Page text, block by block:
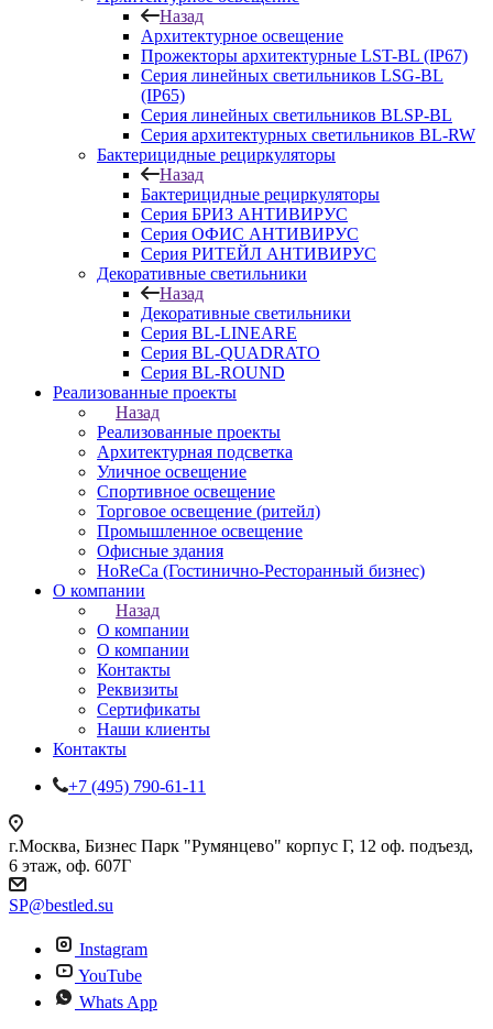
Назад
Архитектурное освещение
Прожекторы архитектурные LST-BL (IP67)
Серия линейных светильников LSG-BL
(IP65)
Серия линейных светильников BLSP-BL
Серия архитектурных светильников BL-RW
Бактерицидные рециркуляторы
Назад
Бактерицидные рециркуляторы
Серия БРИЗ АНТИВИРУС
Серия ОФИС АНТИВИРУС
Серия РИТЕЙЛ АНТИВИРУС
Декоративные светильники
Назад
Декоративные светильники
Серия BL-LINEARE
Серия BL-QUADRATO
Серия BL-ROUND
Реализованные проекты
Назад
Реализованные проекты
Архитектурная подсветка
Уличное освещение
Спортивное освещение
Торговое освещение (ритейл)
Промышленное освещение
Офисные здания
HoReCa (Гостинично-Ресторанный бизнес)
О компании
Назад
О компании
О компании
Контакты
Реквизиты
Сертификаты
Наши клиенты
Контакты
+7 (495) 790-61-11
г.Москва, Бизнес Парк "Румянцево" корпус Г, 12 оф. подъезд,
6 этаж, оф. 607Г
SP@bestled.su
Instagram
YouTube
Whats App